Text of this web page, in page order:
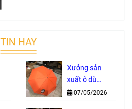
TIN HAY
Xưởng sản
xuất ô dù
Thành Phố Hồ
07/05/2026